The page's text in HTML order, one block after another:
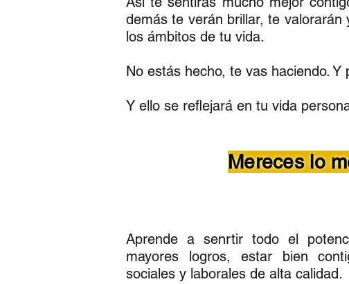
demás te verán brillar, te
los ámbitos de tu vida.
No estás hecho, te vas haciendo.
Y ello se reflejará en tu vida
Mereces lo
Aprende a senrtir todo el
mayores logros, estar bien
sociales y laborales de alta calidad.